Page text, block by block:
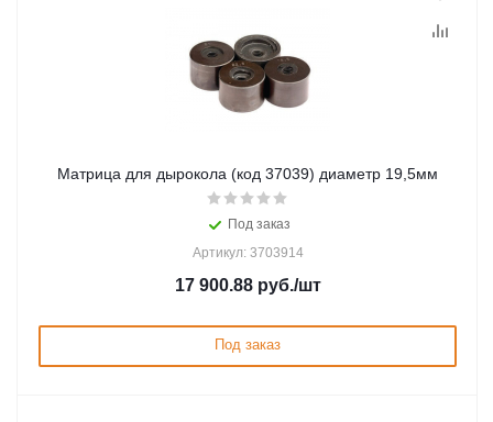
Матрица для дырокола (код 37039) диаметр 19,5мм
Под заказ
Артикул: 3703914
17 900.88руб./шт
Под заказ